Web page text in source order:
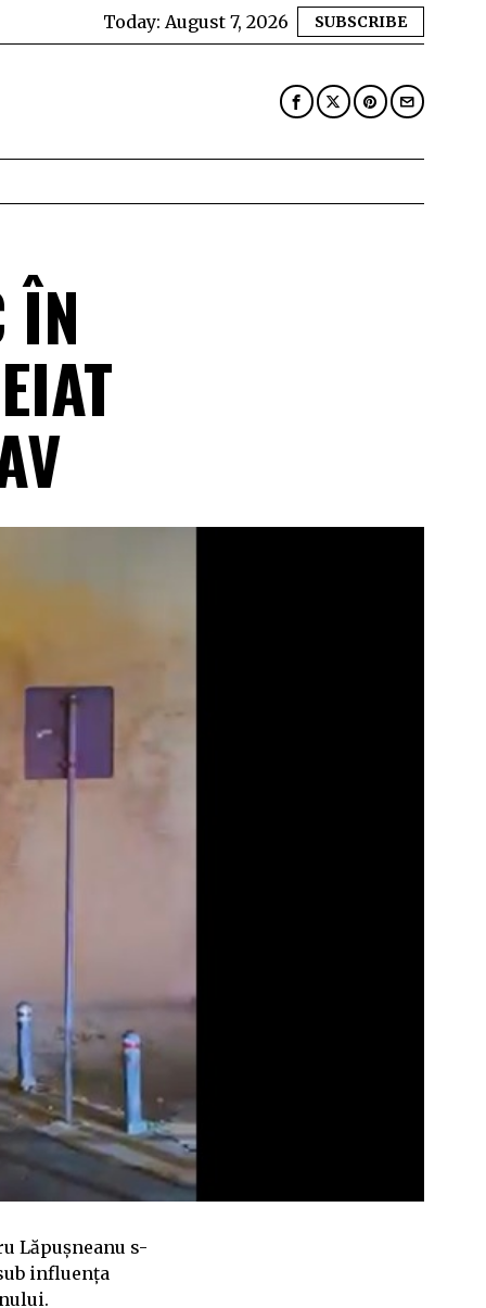
Today: August 7, 2026 SUBSCRIBE
ÎN
Lăpușneanu s-
influența